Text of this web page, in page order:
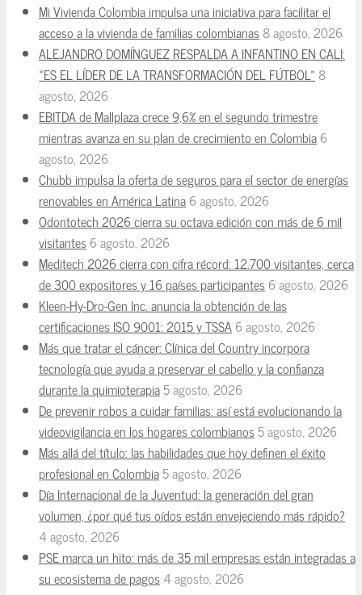
Mi Vivienda Colombia impulsa una iniciativa para facilitar el
acceso a la vivienda de familias colombianas8 agosto, 2026
ALEJANDRO DOMÍNGUEZ RESPALDA A INFANTINO EN CALI:
«ES EL LÍDER DE LA TRANSFORMACIÓN DEL FÚTBOL» 8
agosto, 2026
EBITDA de Mallplaza crece 9,6% en el segundo trimestre
mientras avanza en su plan de crecimiento en Colombia6
agosto, 2026
Chubb impulsa la oferta de seguros para el sector de energías
renovables en América Latina6 agosto, 2026
Odontotech 2026 cierra su octava edición con más de 6 mil
visitantes6 agosto, 2026
Meditech 2026 cierra con cifra récord: 12.700 visitantes, cerca
de 300 expositores y 16 países participantes6 agosto, 2026
Kleen-Hy-Dro-Gen Inc. anuncia la obtención de las
certificaciones ISO 9001: 2015 y TSSA6 agosto, 2026
Más que tratar el cáncer: Clínica del Country incorpora
tecnología que ayuda a preservar el cabello y la confianza
durante la quimioterapia5 agosto, 2026
De prevenir robos a cuidar familias: así está evolucionando la
videovigilancia en los hogares colombianos5 agosto, 2026
Más allá del título: las habilidades que hoy definen el éxito
profesional en Colombia5 agosto, 2026
Día Internacional de la Juventud: la generación del gran
volumen, ¿por qué tus oídos están envejeciendo más rápido?
4 agosto, 2026
PSE marca un hito: más de 35 mil empresas están integradas a
su ecosistema de pagos4 agosto, 2026